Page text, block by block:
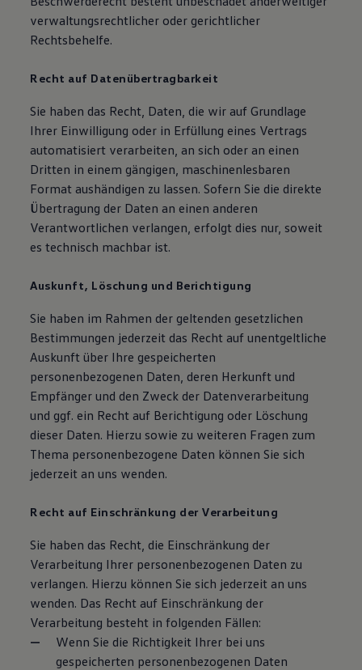
verwaltungsrechtlicher oder gerichtlicher
Rechtsbehelfe.
Recht auf Daten­übertrag­barkeit
Sie haben das Recht, Daten, die wir auf Grundlage
Ihrer Einwilligung oder in Erfüllung eines Vertrags
automatisiert verarbeiten, an sich oder an einen
Dritten in einem gängigen, maschinenlesbaren
Format aushändigen zu lassen. Sofern Sie die direkte
Übertragung der Daten an einen anderen
Verantwortlichen verlangen, erfolgt dies nur, soweit
es technisch machbar ist.
Auskunft, Löschung und Berichtigung
Sie haben im Rahmen der geltenden gesetzlichen
Bestimmungen jederzeit das Recht auf unentgeltliche
Auskunft über Ihre gespeicherten
personenbezogenen Daten, deren Herkunft und
Empfänger und den Zweck der Datenverarbeitung
und ggf. ein Recht auf Berichtigung oder Löschung
dieser Daten. Hierzu sowie zu weiteren Fragen zum
Thema personenbezogene Daten können Sie sich
jederzeit an uns wenden.
Recht auf Einschränkung der Verarbeitung
Sie haben das Recht, die Einschränkung der
Verarbeitung Ihrer personenbezogenen Daten zu
verlangen. Hierzu können Sie sich jederzeit an uns
wenden. Das Recht auf Einschränkung der
Verarbeitung besteht in folgenden Fällen:
Wenn Sie die Richtigkeit Ihrer bei uns
gespeicherten personenbezogenen Daten